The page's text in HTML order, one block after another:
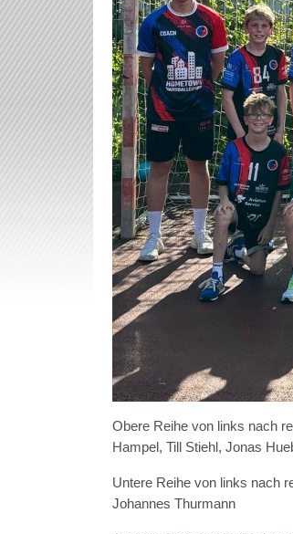
Obere Reihe von links nach
Hampel, Till Stiehl, Jonas
Untere Reihe von links nach
Johannes Thurmann